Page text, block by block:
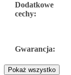
Dodatkowe
cechy:
Gwarancja:
Pokaż wszystko